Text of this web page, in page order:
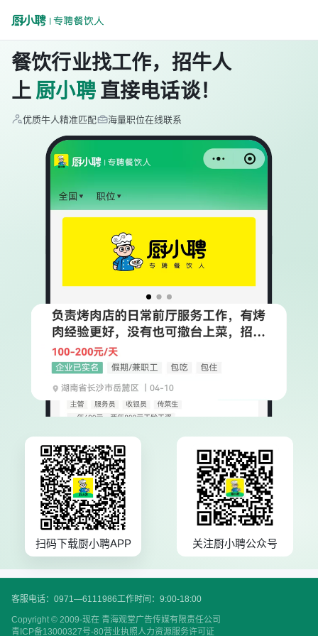
餐饮行业找工作，招牛人
上 厨小聘 直接电话谈！
优质牛人精准匹配 海量职位在线联系
扫码下载厨小聘APP 关注厨小聘公众号
客服电话：0971—6111986工作时间：9:00-18:00
Copyright © 2009-现在 青海观堂广告传媒有限责任公司
青ICP备13000327号-80营业执照人力资源服务许可证